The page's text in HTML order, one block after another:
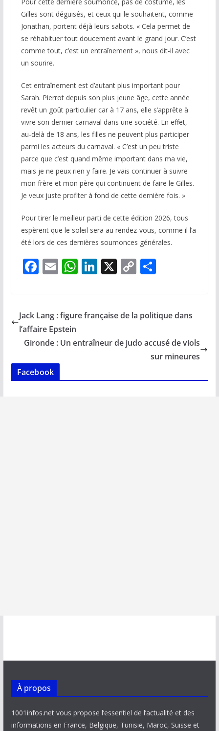
Gilles sont déguisés, et ceux qui le souhaitent, comme
Jonathan, portent déjà leurs sabots. « Cela permet de
se réhabituer tout doucement avant le grand jour. C’est
comme tout, c’est un entraînement », nous dit-il avec
un sourire.
Cet entraînement est d’autant plus important pour
Sarah. Pierrot depuis son plus jeune âge, cette année
revêt un goût particulier car à 17 ans, elle s’apprête à
vivre son dernier carnaval dans une société. En effet,
au-delà de 18 ans, les filles ne peuvent plus participer
parmi les acteurs du carnaval. « C’est un peu triste
parce que c’est quand même important dans ma vie,
mais je ne peux rien y faire. Je vais continuer à suivre
mon frère et mon père qui continuent de faire le Gilles.
Je veux juste profiter à fond de cette dernière fois. »
Pour tirer le meilleur parti de cette édition 2026, tous
espèrent que le soleil sera au rendez-vous, comme il l’a
été lors de ces dernières soumonces générales.
F
b
o
o
k
E
l
W
s
p
Li
e
n
X C
y
n
P
g
Jack Lang : figure française de la politique dans
l’affaire Epstein
Gironde : Un entraîneur de judo accusé de viols
sur mineures
Facebook
À propos
1001infos.net vous propose l’essentiel de l’actualité et des
informations en France, Belgique, Tunisie, Maroc, Suisse et